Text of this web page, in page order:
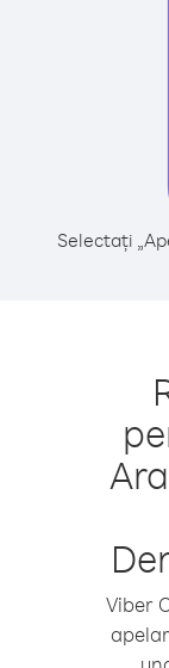
Selectați
Viber